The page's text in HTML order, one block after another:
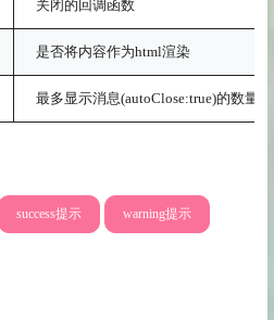
关闭的回调函数
是否将内容作为html渲染
最多显示消息(autoClose:true)的数量
success提示 warning提示